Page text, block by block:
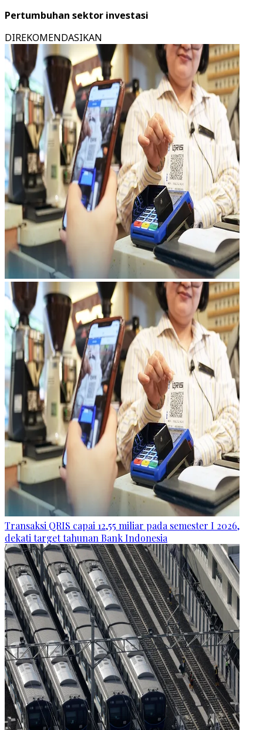
Pertumbuhan sektor investasi
DIREKOMENDASIKAN
Transaksi QRIS capai 12,55 miliar pada semester I 2026,
dekati target tahunan Bank Indonesia